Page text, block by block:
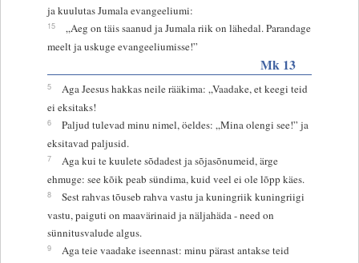
ja kuulutas Jumala evangeeliumi:
15
„Aeg on täis saanud ja Jumala riik on lähedal. Parandage
meelt ja uskuge evangeeliumisse!”
Mk 13
5
Aga Jeesus hakkas neile rääkima: „Vaadake, et keegi teid
ei eksitaks!
6
Paljud tulevad minu nimel, öeldes: „Mina olengi see!” ja
eksitavad paljusid.
7
Aga kui te kuulete sõdadest ja sõjasõnumeid, ärge
ehmuge: see kõik peab sündima, kuid veel ei ole lõpp käes.
8
Sest rahvas tõuseb rahva vastu ja kuningriik kuningriigi
vastu, paiguti on maavärinaid ja näljahäda - need on
sünnitusvalude algus.
9
Aga teie vaadake iseennast: minu pärast antakse teid